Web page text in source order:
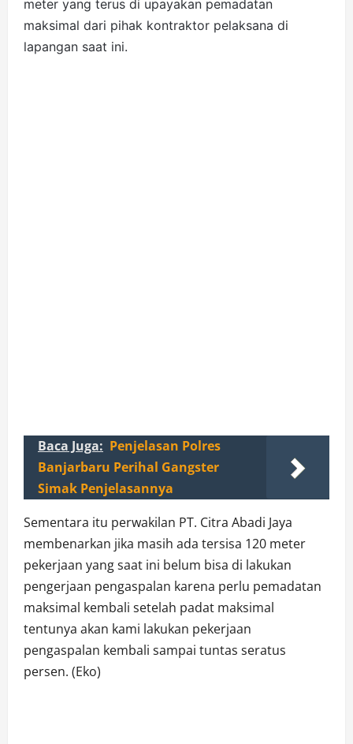
meter yang terus di upayakan pemadatan
maksimal dari pihak kontraktor pelaksana di
lapangan saat ini.
Baca Juga: Penjelasan Polres
Banjarbaru Perihal Gangster
Simak Penjelasannya
Sementara itu perwakilan PT. Citra Abadi Jaya
membenarkan jika masih ada tersisa 120 meter
pekerjaan yang saat ini belum bisa di lakukan
pengerjaan pengaspalan karena perlu pemadatan
maksimal kembali setelah padat maksimal
tentunya akan kami lakukan pekerjaan
pengaspalan kembali sampai tuntas seratus
persen. (Eko)